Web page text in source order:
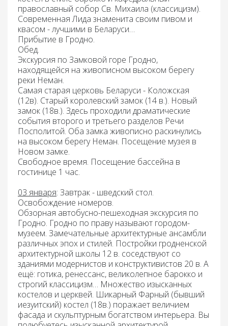
православный собор Св. Михаила (классицизм).
Современная Лида знаменита своим пивом и
квасом - лучшими в Беларуси…
Прибытие в Гродно.
Обед.
Экскурсия по Замковой горе Гродно,
находящейся на живописном высоком берегу
реки Неман.
Самая старая церковь Беларуси - Коложская
(12в). Старый королевский замок (14 в.). Новый
замок (18в.). Здесь проходили драматические
события второго и третьего разделов Речи
Посполитой. Оба замка живописно раскинулись
на высоком берегу Неман. Посещение музея в
Новом замке.
Свободное время. Посещение бассейна в
гостинице 1 час.
03 января: Завтрак- шведский стол.
Освобождение номеров.
Обзорная автобусно-пешеходная экскурсия по
Гродно. Гродно по праву называют городом-
музеем. Замечательные архитектурные ансамбли
различных эпох и стилей. Постройки гродненской
архитектурной школы 12 в. соседствуют со
зданиями модернистов и конструктивистов 20 в. А
ещё: готика, ренессанс, великолепное барокко и
строгий классицизм… Множество изысканных
костелов и церквей. Шикарный Фарный (бывший
иезуитский) костел (18в.) поражает величием
фасада и скульптурным богатством интерьера. Вы